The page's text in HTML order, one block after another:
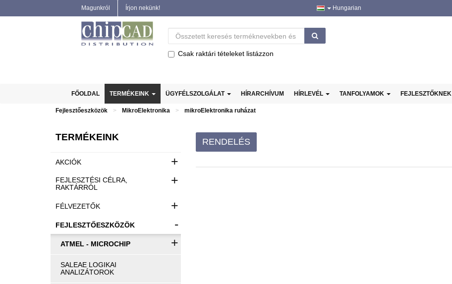
Magunkról Írjon nekünk! Hungarian
Csak raktári tételeket listázzon
FŐOLDAL TERMÉKEINK ÜGYFÉLSZOLGÁLAT HÍRARCHÍVUM HÍRLEVÉL TANFOLYAMOK FEJLESZTŐKNEK
Fejlesztőeszközök MikroElektronika mikroElektronika ruházat
TERMÉKEINK
AKCIÓK +
FEJLESZTÉSI CÉLRA,
RAKTÁRRÓL
+
FÉLVEZETŐK +
FEJLESZTŐESZKÖZÖK -
ATMEL - MICROCHIP +
SALEAE LOGIKAI
ANALIZÁTOROK
RENDELÉS